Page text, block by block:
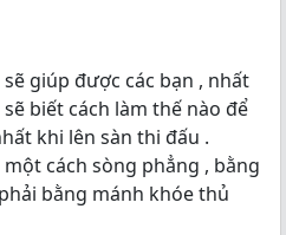
giúp được các bạn , nhất
biết cách làm thế nào để
khi lên sàn thi đấu .
cách sòng phẳng , bằng
bằng mánh khóe thủ